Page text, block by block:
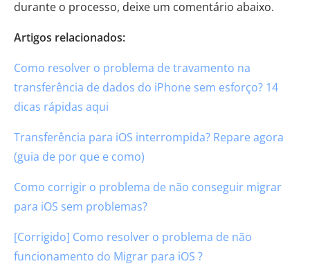
durante o processo, deixe um comentário abaixo.
Artigos relacionados:
Como resolver o problema de travamento na
transferência de dados do iPhone sem esforço? 14
dicas rápidas aqui
Transferência para iOS interrompida? Repare agora
(guia de por que e como)
Como corrigir o problema de não conseguir migrar
para iOS sem problemas?
[Corrigido] Como resolver o problema de não
funcionamento do Migrar para iOS ?